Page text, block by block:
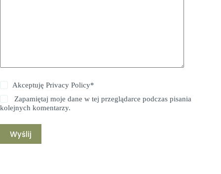
AkceptujęPrivacy Policy*
Zapamiętaj moje dane w tej przeglądarce podczas pisania
kolejnych komentarzy.
Wyślij